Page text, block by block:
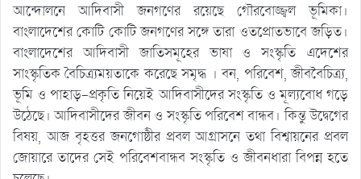
আন্দোলনে আদিবাসী জনগণের রয়েছে গৌরবোজ্জ্বল ভূমিকা।
বাংলাদেশের কোটি কোটি জনগণের সঙ্গে তারা ওতপ্রোতভাবে জড়িত।
বাংলাদেশের আদিবাসী জাতিসমূহের ভাষা ও সংস্কৃতি এদেশের
সাংস্কৃতিক বৈচিত্র্যময়তাকে করেছে সমৃদ্ধ । বন, পরিবেশ, জীববৈচিত্র্য,
ভূমি ও পাহাড়-প্রকৃতি নিয়েই আদিবাসীদের সংস্কৃতি ও মূল্যবোধ গড়ে
উঠেছে। আদিবাসীদের জীবন ও সংস্কৃতি পরিবেশ বান্ধব। কিন্তু উদ্বেগের
বিষয়, আজ বৃহত্তর জনগোষ্ঠীর প্রবল আগ্রাসনে তথা বিশ্বায়নের প্রবল
জোয়ারে তাদের সেই পরিবেশবান্ধব সংস্কৃতি ও জীবনধারা বিপন্ন হতে